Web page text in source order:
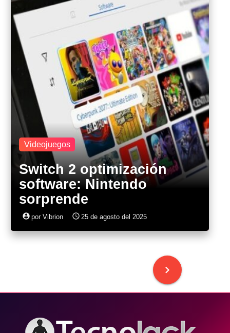
Videojuegos
Switch 2 optimización
software: Nintendo
sorprende
account_circle por Vibrion access_time 25 de agosto del 2025
keyboard_arrow_right